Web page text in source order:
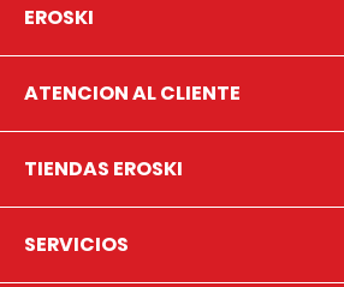
EROSKI
ATENCION AL CLIENTE
TIENDAS EROSKI
SERVICIOS